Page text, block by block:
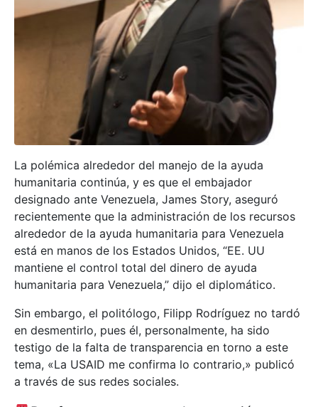
La polémica alrededor del manejo de la ayuda
humanitaria continúa, y es que el embajador
designado ante Venezuela, James Story, aseguró
recientemente que la administración de los recursos
alrededor de la ayuda humanitaria para Venezuela
está en manos de los Estados Unidos, “EE. UU
mantiene el control total del dinero de ayuda
humanitaria para Venezuela,” dijo el diplomático.
Sin embargo, el politólogo, Filipp Rodríguez no tardó
en desmentirlo, pues él, personalmente, ha sido
testigo de la falta de transparencia en torno a este
tema, «La USAID me confirma lo contrario,» publicó
a través de sus redes sociales.